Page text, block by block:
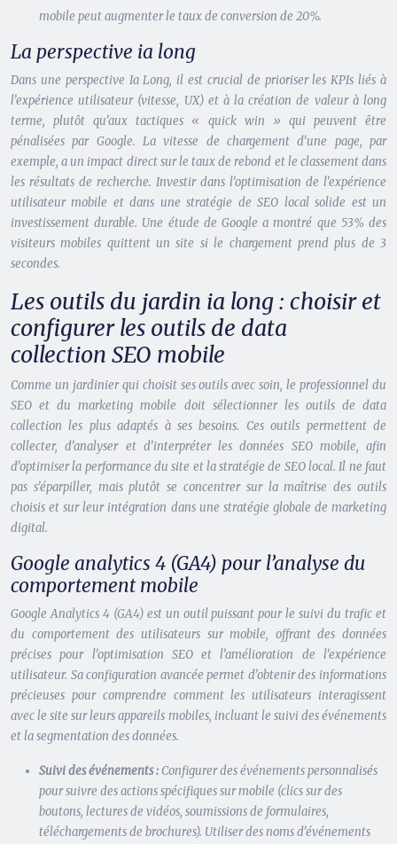
mobile peut augmenter le taux de conversion de 20%.
La perspective ia long
Dans une perspective Ia Long, il est crucial de prioriser les KPIs liés à
l’expérience utilisateur (vitesse, UX) et à la création de valeur à long
terme, plutôt qu’aux tactiques « quick win » qui peuvent être
pénalisées par Google. La vitesse de chargement d’une page, par
exemple, a un impact direct sur le taux de rebond et le classement dans
les résultats de recherche. Investir dans l’optimisation de l’expérience
utilisateur mobile et dans une stratégie de SEO local solide est un
investissement durable. Une étude de Google a montré que 53% des
visiteurs mobiles quittent un site si le chargement prend plus de 3
secondes.
Les outils du jardin ia long : choisir et
configurer les outils de data
collection SEO mobile
Comme un jardinier qui choisit ses outils avec soin, le professionnel du
SEO et du marketing mobile doit sélectionner les outils de data
collection les plus adaptés à ses besoins. Ces outils permettent de
collecter, d’analyser et d’interpréter les données SEO mobile, afin
d’optimiser la performance du site et la stratégie de SEO local. Il ne faut
pas s’éparpiller, mais plutôt se concentrer sur la maîtrise des outils
choisis et sur leur intégration dans une stratégie globale de marketing
digital.
Google analytics 4 (GA4) pour l’analyse du
comportement mobile
Google Analytics 4 (GA4) est un outil puissant pour le suivi du trafic et
du comportement des utilisateurs sur mobile, offrant des données
précises pour l’optimisation SEO et l’amélioration de l’expérience
utilisateur. Sa configuration avancée permet d’obtenir des informations
précieuses pour comprendre comment les utilisateurs interagissent
avec le site sur leurs appareils mobiles, incluant le suivi des événements
et la segmentation des données.
Suivi des événements : Configurer des événements personnalisés
pour suivre des actions spécifiques sur mobile (clics sur des
boutons, lectures de vidéos, soumissions de formulaires,
téléchargements de brochures). Utiliser des noms d’événements